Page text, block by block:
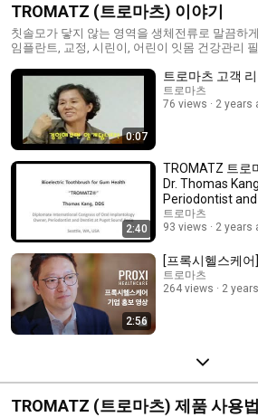
TROMATZ (트로마츠) 이야기
칫솔모가 닿지 않는 영역을 생체전류로 말끔하
임플란트, 교정, 시린이, 어린이 잇몸 건강관리
0:07
트로마츠 고객
트로마츠
76 views
2 years
2:40
TROMATZ 트로
Dr. Thomas
Periodontist
Puget Sound
트로마츠
93 views
2 years
2:56
[프록시헬스케
트로마츠
264 views
2
TROMATZ (트로마츠) 제품 사용법